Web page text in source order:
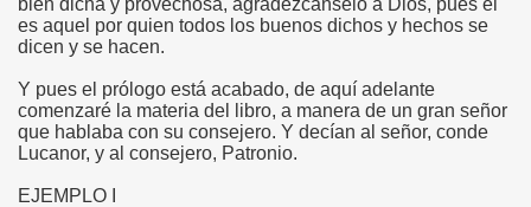
bien dicha y provechosa, agradézcanselo a Dios, pues él
es aquel por quien todos los buenos dichos y hechos se
dicen y se hacen.
Y pues el prólogo está acabado, de aquí adelante
comenzaré la materia del libro, a manera de un gran señor
que hablaba con su consejero. Y decían al señor, conde
Lucanor, y al consejero, Patronio.
EJEMPLO I